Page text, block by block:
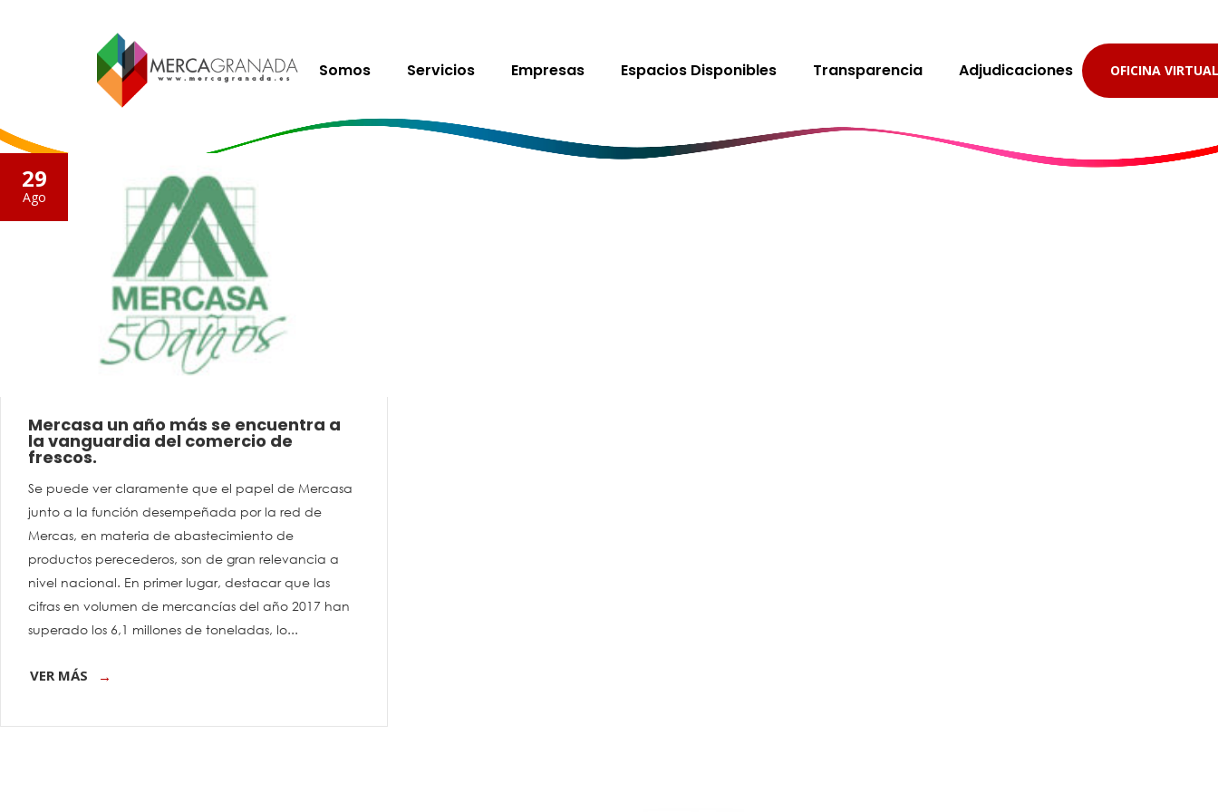
Somos Servicios Empresas Espacios Disponibles Transparencia Adjudicaciones OFICINA VIRTUAL
29
Ago
Mercasa un año más se encuentra a
la vanguardia del comercio de
frescos.
Se puede ver claramente que el papel de Mercasa
junto a la función desempeñada por la red de
Mercas, en materia de abastecimiento de
productos perecederos, son de gran relevancia a
nivel nacional. En primer lugar, destacar que las
cifras en volumen de mercancías del año 2017 han
superado los 6,1 millones de toneladas, lo...
VER MÁS